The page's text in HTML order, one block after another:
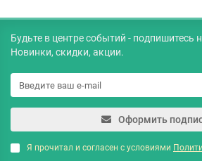
Будьте в центре событий - подпишитесь
Новинки, скидки, акции.
Оформить
Я прочитал и согласен с условиями